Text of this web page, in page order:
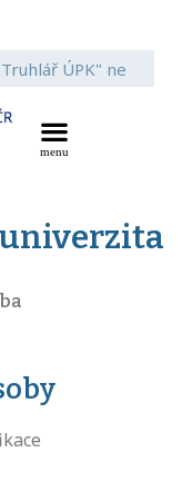
univerzita